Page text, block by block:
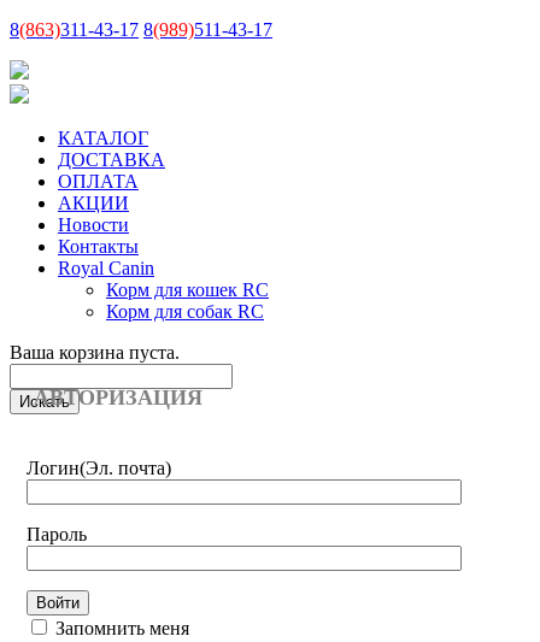
8(863)311-43-17 8(989)511-43-17
КАТАЛОГ
ДОСТАВКА
ОПЛАТА
АКЦИИ
Новости
Контакты
Royal Canin
Корм для кошек RC
Корм для собак RC
Ваша корзина пуста.
АВТОРИЗАЦИЯ
Логин(Эл. почта)
Пароль
Запомнить меня